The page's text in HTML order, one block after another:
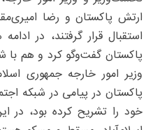
ارتش پاکستان و رضا
استقبال قرار گرفتند، در
پاکستان گفت‌وگو کرد و هم با
وزیر امور خارجه جمهوری
پاکستان در پیامی در شبکه
خود را تشریح کرده بود، در